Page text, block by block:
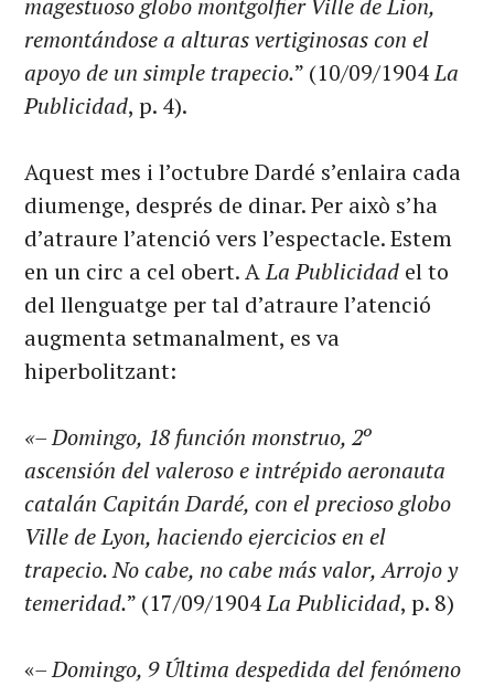
magestuoso globo montgolfier Ville de Lion,
remontándose a alturas vertiginosas con el
apoyo de un simple trapecio.” (10/09/1904La
Publicidad, p. 4).
Aquest mes i l’octubre Dardé s’enlaira cada
diumenge, després de dinar. Per això s’ha
d’atraure l’atenció vers l’espectacle. Estem
en un circ a cel obert. ALa Publicidad el to
del llenguatge per tal d’atraure l’atenció
augmenta setmanalment, es va
hiperbolitzant:
«– Domingo, 18 función monstruo, 2º
ascensión del valeroso e intrépido aeronauta
catalán Capitán Dardé, con el precioso globo
Ville de Lyon, haciendo ejercicios en el
trapecio. No cabe, no cabe más valor, Arrojo y
temeridad.” (17/09/1904La Publicidad, p. 8)
«– Domingo, 9 Última despedida del fenómeno